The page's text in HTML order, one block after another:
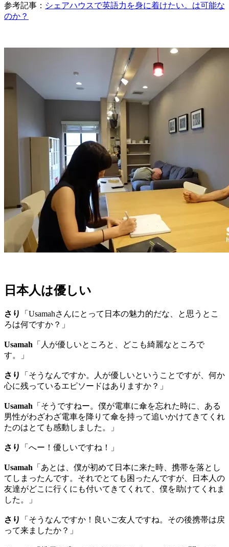
参考記事： シェアハウスで英語力を身に着けたい。は可能な
のか？
日本人は優しい
さり
「Usamahさんにとって日本の魅力的だな、と思うとこ
ろは何ですか？」
Usamah 「人が優しいところと、どこも綺麗なところで
す。」
さり
「そうなんですか。人が優しいということですが、何か
心に残っているエピソードはありますか？」
Usamah 「そうですねー。僕が電車に傘を忘れた時に、ある
男性がわざわざ電車を降りて傘を持って追いかけてきてくれ
たのはとても感動しました。」
さり 「へー！優しいですね！」
Usamah 「あとは、僕が初めて日本に来た時、携帯を落とし
てしまったんです。それでとても困ったんですが、日本人の
友達がどこに行くにも付いてきてくれて、僕を助けてくれま
した。」
さり
「そうなんですか！良いご友人ですね。その後携帯は戻
って来ましたか？」